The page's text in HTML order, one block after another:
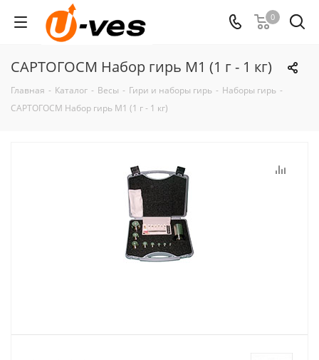
0
САРТОГОСМ Набор гирь M1 (1 г - 1 кг)
Главная - Каталог - Весы - Гири и наборы гирь - Наборы гирь -
САРТОГОСМ Набор гирь M1 (1 г - 1 кг)